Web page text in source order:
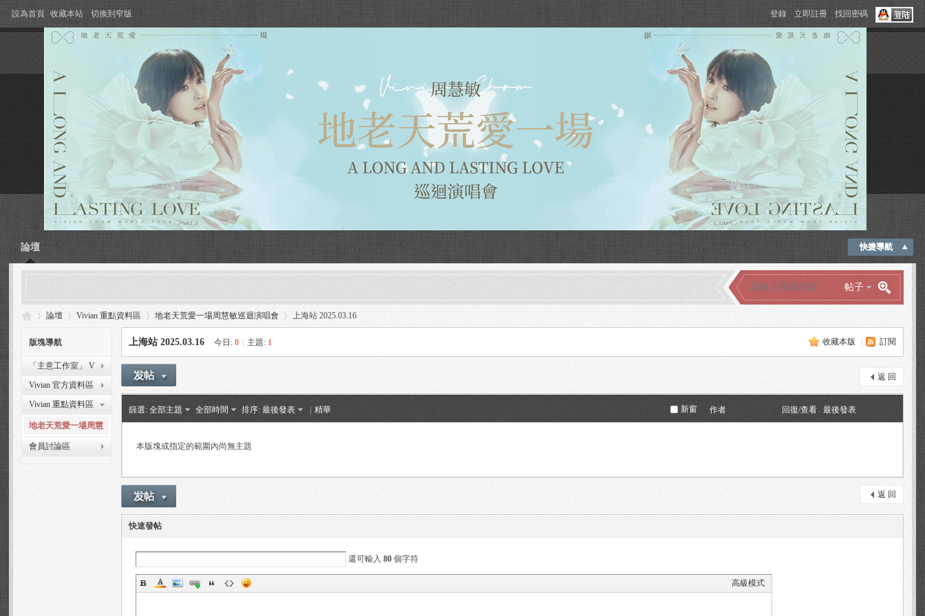
設為首頁 收藏本站 切換到窄版 登錄 立即註冊 找回密碼
快捷導航
論壇
帖子
論壇 Vivian 重點資料區
›
地老天荒愛一場周慧敏巡迴演唱會 上海站 2025.03.16
版塊導航
「主意工作室」 V
Vision Workshop
Vivian 官方資料區
Vivian 重點資料區
地老天荒愛一場周慧
敏巡迴演唱會
會員討論區
收藏本版 訂閱
上海站 2025.03.16 今日:0 主題: 1
返 回
新窗
篩選:全部主題 全部時間 排序:最後發表 精華 作者 回復/查看 最後發表
本版塊或指定的範圍內尚無主題
返 回
快速發帖
還可輸入80 個字符
高級模式